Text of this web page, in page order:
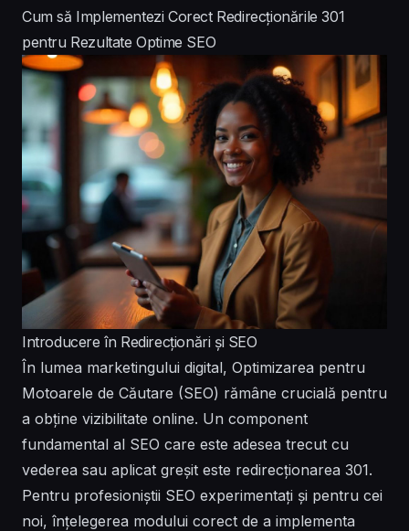
Cum să Implementezi Corect Redirecționările 301
pentru Rezultate Optime SEO
Introducere în Redirecționări și SEO
În lumea marketingului digital, Optimizarea pentru
Motoarele de Căutare (SEO) rămâne crucială pentru
a obține vizibilitate online. Un component
fundamental al SEO care este adesea trecut cu
vederea sau aplicat greșit este redirecționarea 301.
Pentru profesioniștii SEO experimentați și pentru cei
noi, înțelegerea modului corect de a implementa